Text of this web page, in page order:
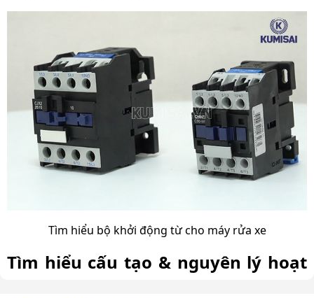
Tìm hiểu bộ khởi động từ cho máy rửa xe
Tìm hiểu cấu tạo & nguyên lý hoạt